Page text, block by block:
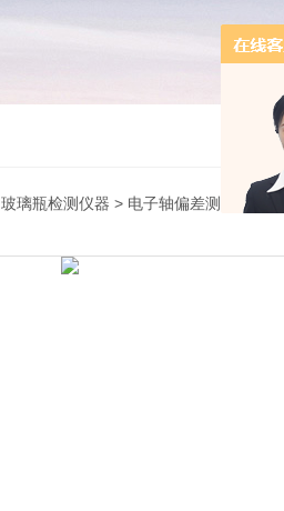
玻璃瓶检测仪器 > 电子轴偏差测试仪 >